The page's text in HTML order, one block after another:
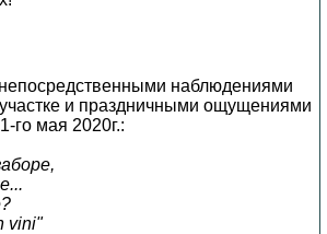
наблюдениями
и праздничными ощущениями
го мая 2020г.:
vini"